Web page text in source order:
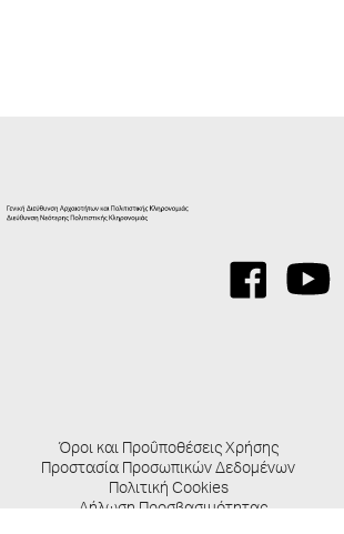
Όροι και Προΰποθέσεις Χρήσης
Προστασία Προσωπικών Δεδομένων
Πολιτική Cookies
Δήλωση Προσβασιμότητας